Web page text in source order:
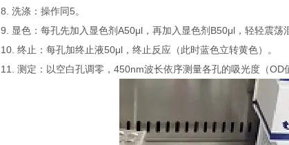
8. 洗涤：操作同5。
9. 显色：每孔先加入显色剂A50μl，再加入显色剂B50μl，轻轻震荡
10. 终止：每孔加终止液50μl，终止反应（此时蓝色立转黄色）。
11. 测定：以空白孔调零，450nm波长依序测量各孔的吸光度（OD